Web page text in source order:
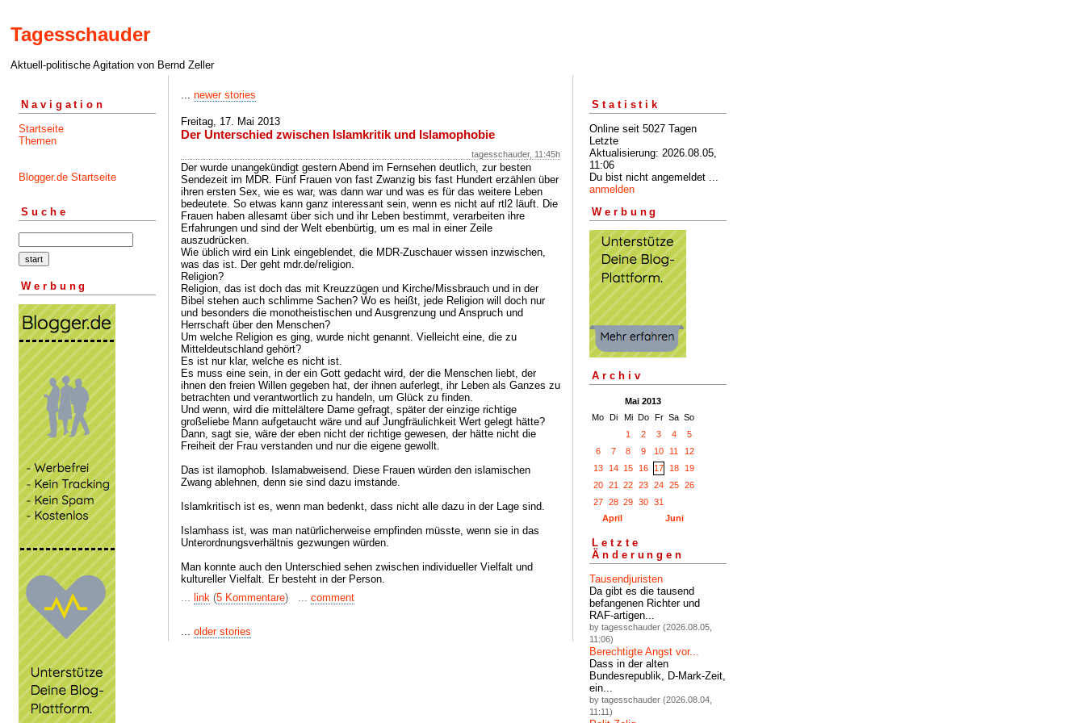
Tagesschauder
Aktuell-politische Agitation von Bernd Zeller
Navigation
Startseite
Themen
Blogger.de Startseite
Suche
Werbung
... newer stories
Freitag, 17. Mai 2013
Der Unterschied zwischen Islamkritik und Islamophobie
tagesschauder, 11:45h
Der wurde unangekündigt gestern Abend im Fernsehen deutlich, zur besten
Sendezeit im MDR. Fünf Frauen von fast Zwanzig bis fast Hundert erzählen über
ihren ersten Sex, wie es war, was dann war und was es für das weitere Leben
bedeutete. So etwas kann ganz interessant sein, wenn es nicht auf rtl2 läuft. Die
Frauen haben allesamt über sich und ihr Leben bestimmt, verarbeiten ihre
Erfahrungen und sind der Welt ebenbürtig, um es mal in einer Zeile
auszudrücken.
Wie üblich wird ein Link eingeblendet, die MDR-Zuschauer wissen inzwischen,
was das ist. Der geht mdr.de/religion.
Religion?
Religion, das ist doch das mit Kreuzzügen und Kirche/Missbrauch und in der
Bibel stehen auch schlimme Sachen? Wo es heißt, jede Religion will doch nur
und besonders die monotheistischen und Ausgrenzung und Anspruch und
Herrschaft über den Menschen?
Um welche Religion es ging, wurde nicht genannt. Vielleicht eine, die zu
Mitteldeutschland gehört?
Es ist nur klar, welche es nicht ist.
Es muss eine sein, in der ein Gott gedacht wird, der die Menschen liebt, der
ihnen den freien Willen gegeben hat, der ihnen auferlegt, ihr Leben als Ganzes zu
betrachten und verantwortlich zu handeln, um Glück zu finden.
Und wenn, wird die mittelältere Dame gefragt, später der einzige richtige
großeliebe Mann aufgetaucht wäre und auf Jungfräulichkeit Wert gelegt hätte?
Dann, sagt sie, wäre der eben nicht der richtige gewesen, der hätte nicht die
Freiheit der Frau verstanden und nur die eigene gewollt.
Das ist ilamophob. Islamabweisend. Diese Frauen würden den islamischen
Zwang ablehnen, denn sie sind dazu imstande.
Islamkritisch ist es, wenn man bedenkt, dass nicht alle dazu in der Lage sind.
Islamhass ist, was man natürlicherweise empfinden müsste, wenn sie in das
Unterordnungsverhältnis gezwungen würden.
Man konnte auch den Unterschied sehen zwischen individueller Vielfalt und
kultureller Vielfalt. Er besteht in der Person.
... link (5 Kommentare) ... comment
... older stories
Statistik
Online seit 5027 Tagen
Letzte
Aktualisierung: 2026.08.05,
11:06
Du bist nicht angemeldet ...
anmelden
Werbung
Archiv
Mai 2013
Mo Di Mi Do Fr Sa So
1
2 3 4
5
6
7 8 9 10 11
12
13
14 15 16 17 18
19
20
21 22 23 24 25
26
27
28 29 30 31
April
Juni
Letzte
Änderungen
Tausendjuristen
Da gibt es die tausend
befangenen Richter und
RAF-artigen...
by tagesschauder (2026.08.05,
11:06)
Berechtigte Angst vor...
Dass in der alten
Bundesrepublik, D-Mark-Zeit,
ein...
by tagesschauder (2026.08.04,
11:11)